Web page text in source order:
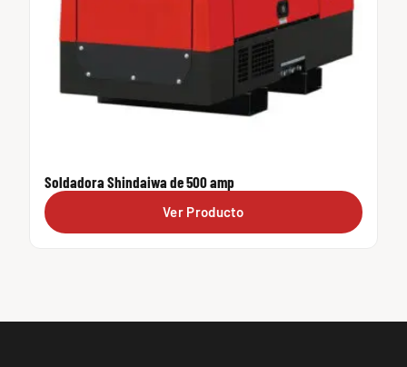
Soldadora Shindaiwa de 500 amp
Ver Producto